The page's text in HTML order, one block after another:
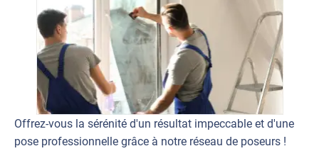
Offrez-vous la sérénité d'un résultat impeccable et d'une
pose professionnelle grâce à notre réseau de poseurs !